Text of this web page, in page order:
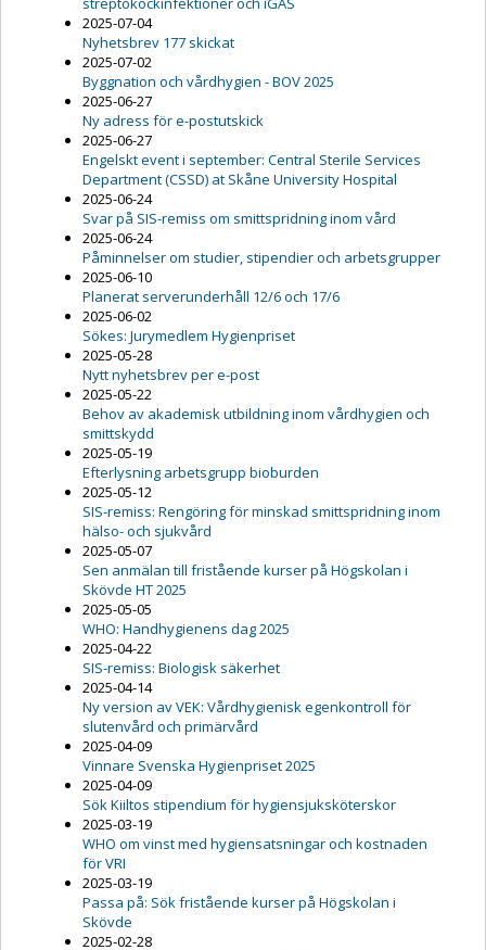
2025-07-04
Nyhetsbrev 177 skickat
2025-07-02
Byggnation och vårdhygien - BOV 2025
2025-06-27
Ny adress för e-postutskick
2025-06-27
Engelskt event i september: Central Sterile Services
Department (CSSD) at Skåne University Hospital
2025-06-24
Svar på SIS-remiss om smittspridning inom vård
2025-06-24
Påminnelser om studier, stipendier och arbetsgrupper
2025-06-10
Planerat serverunderhåll 12/6 och 17/6
2025-06-02
Sökes: Jurymedlem Hygienpriset
2025-05-28
Nytt nyhetsbrev per e-post
2025-05-22
Behov av akademisk utbildning inom vårdhygien och
smittskydd
2025-05-19
Efterlysning arbetsgrupp bioburden
2025-05-12
SIS-remiss: Rengöring för minskad smittspridning inom
hälso- och sjukvård
2025-05-07
Sen anmälan till fristående kurser på Högskolan i
Skövde HT 2025
2025-05-05
WHO: Handhygienens dag 2025
2025-04-22
SIS-remiss: Biologisk säkerhet
2025-04-14
Ny version av VEK: Vårdhygienisk egenkontroll för
slutenvård och primärvård
2025-04-09
Vinnare Svenska Hygienpriset 2025
2025-04-09
Sök Kiiltos stipendium för hygiensjuksköterskor
2025-03-19
WHO om vinst med hygiensatsningar och kostnaden
för VRI
2025-03-19
Passa på: Sök fristående kurser på Högskolan i
Skövde
2025-02-28